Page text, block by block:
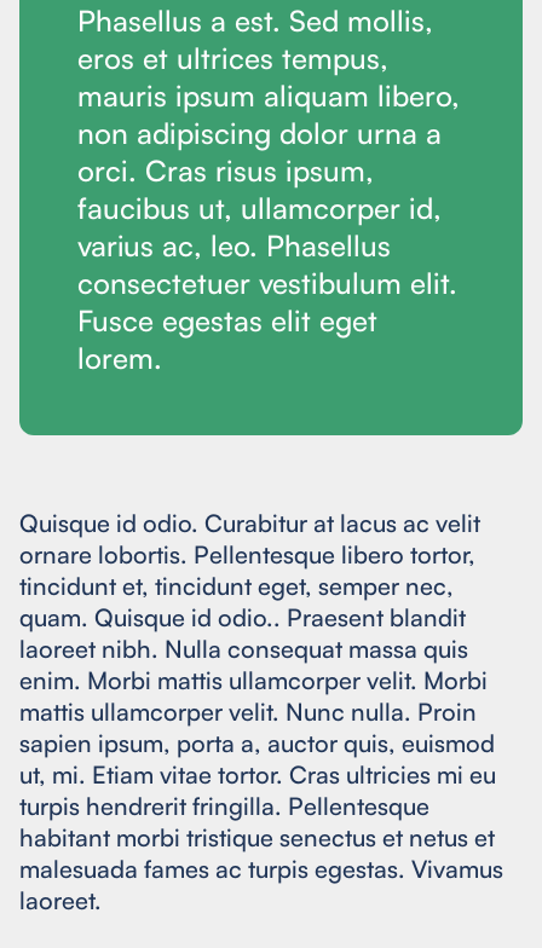
Phasellus a est. Sed mollis,
eros et ultrices tempus,
mauris ipsum aliquam libero,
non adipiscing dolor urna a
orci. Cras risus ipsum,
faucibus ut, ullamcorper id,
varius ac, leo. Phasellus
consectetuer vestibulum elit.
Fusce egestas elit eget
lorem.
Quisque id odio. Curabitur at lacus ac velit
ornare lobortis. Pellentesque libero tortor,
tincidunt et, tincidunt eget, semper nec,
quam. Quisque id odio.. Praesent blandit
laoreet nibh. Nulla consequat massa quis
enim. Morbi mattis ullamcorper velit. Morbi
mattis ullamcorper velit. Nunc nulla. Proin
sapien ipsum, porta a, auctor quis, euismod
ut, mi. Etiam vitae tortor. Cras ultricies mi eu
turpis hendrerit fringilla. Pellentesque
habitant morbi tristique senectus et netus et
malesuada fames ac turpis egestas. Vivamus
laoreet.